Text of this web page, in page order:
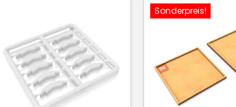
Sonderpreis!